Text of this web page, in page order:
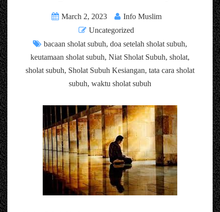
March 2, 2023
Info Muslim
Uncategorized
bacaan sholat subuh, doa setelah sholat subuh,
keutamaan sholat subuh, Niat Sholat Subuh, sholat,
sholat subuh, Sholat Subuh Kesiangan, tata cara sholat
subuh, waktu sholat subuh